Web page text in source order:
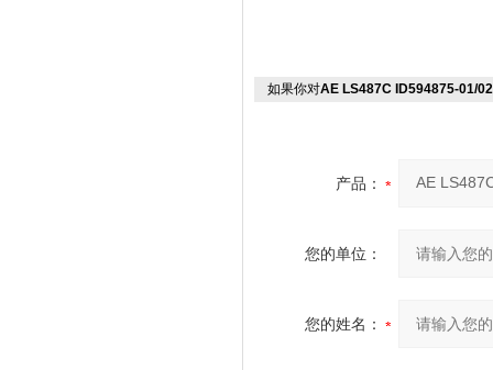
如果你对AE LS487C ID594875-01/
产品：
您的单位：
您的姓名：